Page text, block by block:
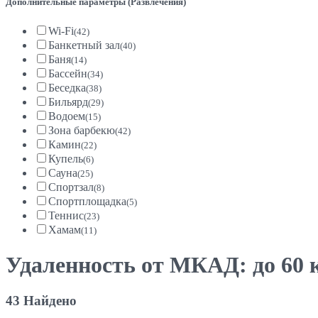
Wi-Fi(42)
Банкетный зал(40)
Баня(14)
Бассейн(34)
Беседка(38)
Бильярд(29)
Водоем(15)
Зона барбекю(42)
Камин(22)
Купель(6)
Сауна(25)
Спортзал(8)
Спортплощадка(5)
Теннис(23)
Хамам(11)
Удаленность от МКАД: до 60
43 Найдено